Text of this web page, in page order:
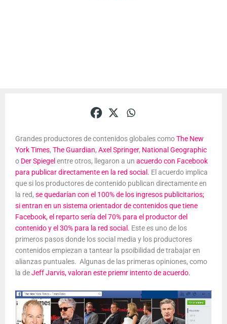
Grandes productores de contenidos globales comoThe New
York Times, The Guardian, Axel Springer, National Geographic
o Der Spiegel entre otros, llegaron a un acuerdo con Facebook
para publicar directamente en la red social. El acuerdo implica
que si los productores de contenido publican directamente en
la red, se quedarían con el 100% de los ingresos publicitarios;
si entran en un sistema orientador de contenidos que tiene
Facebook, el reparto sería del 70% para el productor del
contenido y el 30% para la red social. Este es uno de los
primeros pasos donde los social media y los productores
contenidos empiezan a tantear la psoibilidad de trabajar en
alianzas puntuales. Algunas de las primeras opiniones, como
la deJeff Jarvis, valoran este priemr intento de acuerdo.